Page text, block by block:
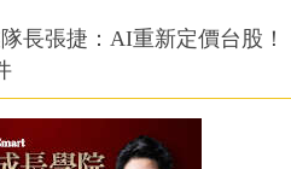
長張捷：AI重新定價台股！